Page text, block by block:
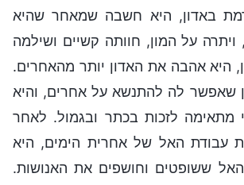
באדון, היא חשבה שמאחר שהיא
על המון, חוותה קשיים ושילמה
היא אהבה את האדון יותר מהאחרים.
שאפשר לה להתנשא על אחרים, והיא
לזכות בכתר ובגמול. לאחר
עבודת האל של אחרית הימים, היא
ששופטים וחושפים את האנושות.